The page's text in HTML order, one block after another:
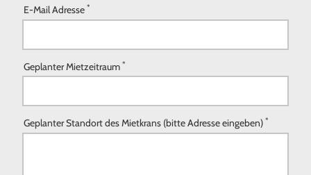
E-Mail Adresse *
Geplanter Mietzeitraum *
Geplanter Standort des Mietkrans (bitte Adresse eingeben) *